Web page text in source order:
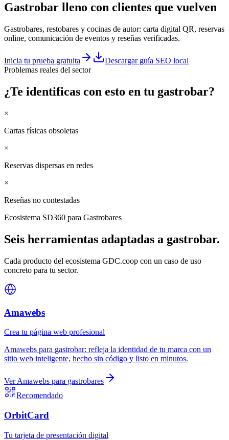
Gastrobar lleno con clientes que vuelven
Gastrobares, restobares y cocinas de autor: carta digital QR, reservas
online, comunicación de eventos y reseñas verificadas.
Inicia tu prueba gratuita
Descargar guía SEO local
Problemas reales del sector
¿Te identificas con esto en tu gastrobar?
×
Cartas físicas obsoletas
×
Reservas dispersas en redes
×
Reseñas no contestadas
Ecosistema SD360 para Gastrobares
Seis herramientas adaptadas a gastrobar.
Cada producto del ecosistema GDC.coop con un caso de uso
concreto para tu sector.
Amawebs
Crea tu página web profesional
Amawebs para gastrobar: refleja la identidad de tu marca con un
sitio web inteligente, hecho sin código y listo en minutos.
VerAmawebs para gastrobares
Recomendado
OrbitCard
Tu tarjeta de presentación digital